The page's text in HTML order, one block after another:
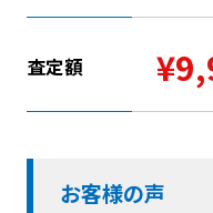
査定額
お客様の声